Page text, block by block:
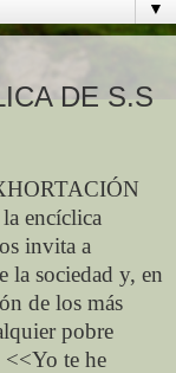
▼
DE S.S
encíclica
invita a
la sociedad y, en
de los más
pobre
<<Yo te he